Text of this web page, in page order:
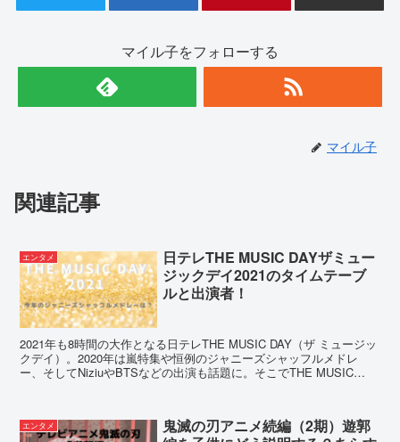
マイル子をフォローする
マイル子
関連記事
エンタメ
日テレTHE MUSIC DAYザミュー
ジックデイ2021のタイムテーブ
ルと出演者！
2021年も8時間の大作となる日テレTHE MUSIC DAY（ザ ミュージッ
クデイ）。2020年は嵐特集や恒例のジャニーズシャッフルメドレ
ー、そしてNiziuやBTSなどの出演も話題に。そこでTHE MUSIC
エンタメ
鬼滅の刃アニメ続編（2期）遊郭